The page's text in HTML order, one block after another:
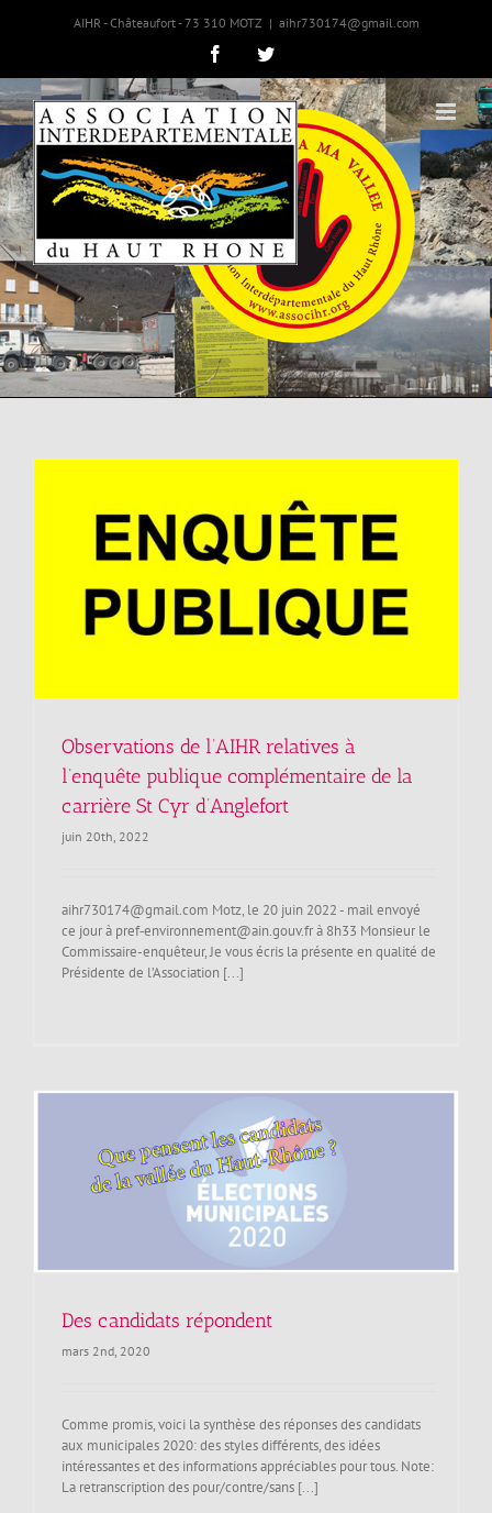
AIHR - Châteaufort - 73 310 MOTZ | aihr730174@gmail.com
FacebookTwitter
Observations de l’AIHR relatives à
l’enquête publique complémentaire de la
carrière St Cyr d’Anglefort
juin 20th, 2022
aihr730174@gmail.com Motz, le 20 juin 2022 - mail envoyé
ce jour à pref‐environnement@ain.gouv.fr à 8h33 Monsieur le
Commissaire-enquêteur, Je vous écris la présente en qualité de
Présidente de l’Association [...]
Des candidats répondent
mars 2nd, 2020
Comme promis, voici la synthèse des réponses des candidats
aux municipales 2020: des styles différents, des idées
intéressantes et des informations appréciables pour tous. Note:
La retranscription des pour/contre/sans [...]